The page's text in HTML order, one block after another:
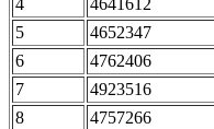
4 4641612
5 4652347
6 4762406
7 4923516
8 4757266